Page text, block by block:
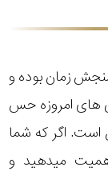
زمان بوده و
های امروزه حس
است. اگر که شما
میدهید و